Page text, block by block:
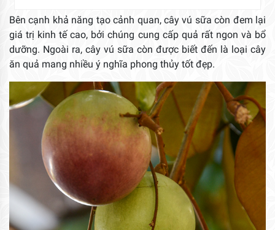
Bên cạnh khả năng tạo cảnh quan, cây vú sữa còn đem lại
giá trị kinh tế cao, bởi chúng cung cấp quả rất ngon và bổ
dưỡng. Ngoài ra, cây vú sữa còn được biết đến là loại cây
ăn quả mang nhiều ý nghĩa phong thủy tốt đẹp.